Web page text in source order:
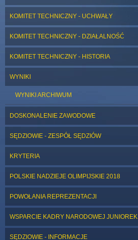
KOMITET TECHNICZNY - UCHWAŁY
KOMITET TECHNICZNY - DZIAŁALNOŚĆ
KOMITET TECHNICZNY - HISTORIA
WYNIKI
WYNIKI ARCHIWUM
DOSKONALENIE ZAWODOWE
SĘDZIOWIE - ZESPÓŁ SĘDZIÓW
KRYTERIA
POLSKIE NADZIEJE OLIMPIJSKIE 2018
POWOŁANIA REPREZENTACJI
WSPARCIE KADRY NARODOWEJ JUNIOREK
SĘDZIOWIE - INFORMACJE